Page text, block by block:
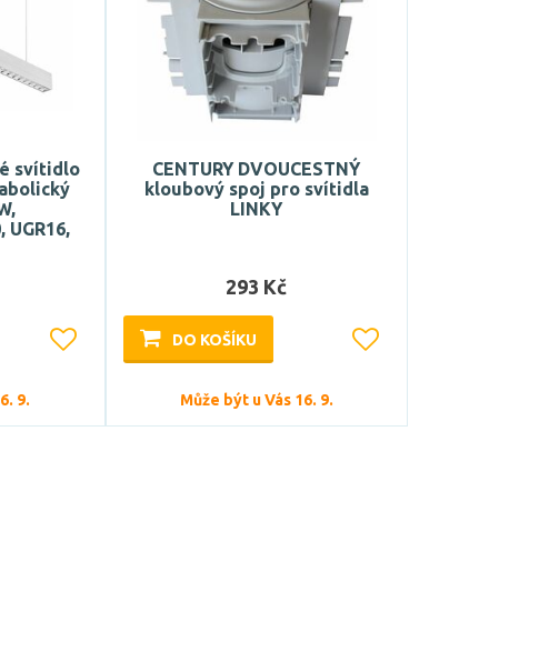
svítidlo
UGR16,
9.
CENTURY DVOUCESTNÝ
kloubový spoj pro svítidla
LINKY
293 Kč
DO KOŠÍKU
Může být u Vás 16. 9.